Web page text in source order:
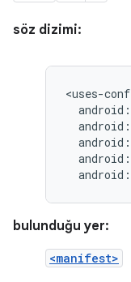
söz dizimi:
android:
android:
android:
android:
android:
bulunduğu yer:
<manifest>